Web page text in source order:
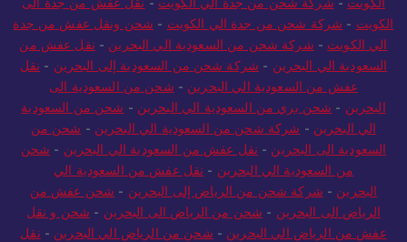
الكويت - شركة شحن من جدة الي الكويت - شحن ونقل عفش من جدة
الي الكويت - شركة شحن من السعودية الي البحرين - نقل عفش من
السعودية الي البحرين - شركة شحن من السعودية إلى البحرين - نقل
عفش من السعودية الي البحرين - شحن من السعودية الى
البحرين - شحن بري من السعودية الي البحرين - شحن من السعودية
الي البحرين - شركة شحن من السعودية الي البحرين - شحن من
السعودية الى البحرين - نقل عفش من السعودية الي البحرين - شحن
من السعودية الي البحرين - نقل عفش من السعودية الي
البحرين - شركة شحن من الرياض إلى البحرين - شحن عفش من
الرياض الى البحرين - شحن من الرياض الى البحرين - شحن و نقل
عفش من الرياض الي البحرين - شحن من الرياض الي البحرين - نقل